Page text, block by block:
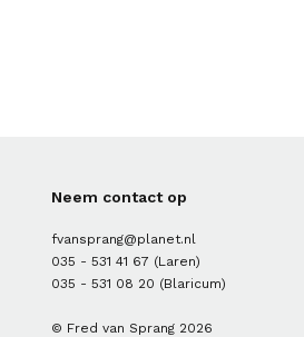
Neem contact op
fvansprang@planet.nl
035 - 531 41 67 (Laren)
035 - 531 08 20 (Blaricum)
© Fred van Sprang 2026